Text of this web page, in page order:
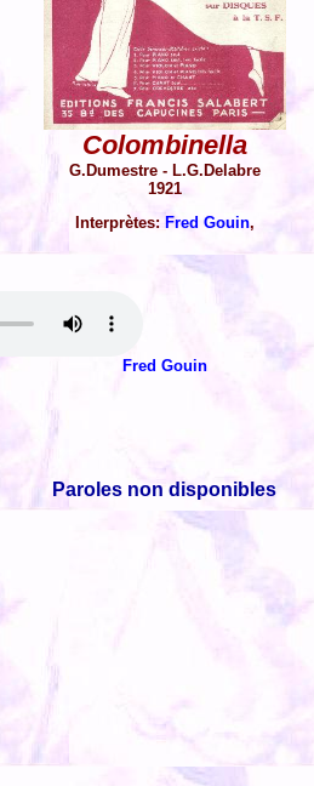
Colombinella
G.Dumestre - L.G.Delabre
1921
Interprètes: Fred Gouin,
Fred Gouin
Paroles non disponibles